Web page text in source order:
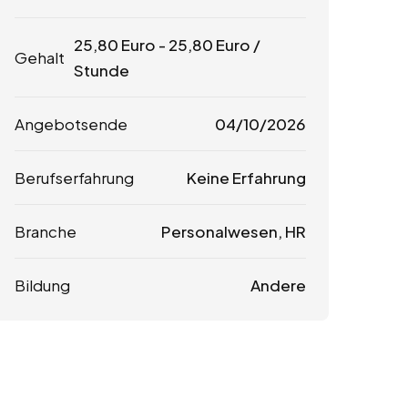
Gehalt
25,80 Euro - 25,80 Euro /
Stunde
Angebotsende 04/10/2026
Berufserfahrung Keine Erfahrung
Branche Personalwesen, HR
Bildung Andere